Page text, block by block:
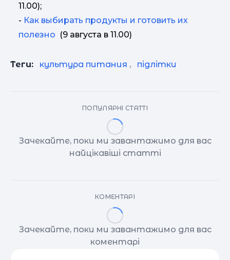
11.00);
- Как выбирать продукты и готовить их
полезно (9 августа в 11.00)
Теги: культура питания , підлітки
ПОПУЛЯРНІ СТАТТІ
Зачекайте, поки ми завантажимо для вас
найцікавіші статті
КОМЕНТАРІ
Зачекайте, поки ми завантажимо для вас
коментарі